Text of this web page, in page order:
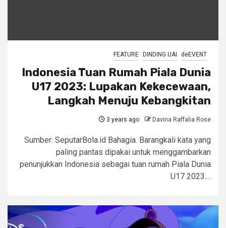
FEATURE DINDING UAI deEVENT
Indonesia Tuan Rumah Piala Dunia
U17 2023: Lupakan Kekecewaan,
Langkah Menuju Kebangkitan
3 years ago Davina Raffalia Rose
Sumber: SeputarBola.id Bahagia. Barangkali kata yang
paling pantas dipakai untuk menggambarkan
penunjukkan Indonesia sebagai tuan rumah Piala Dunia
U17 2023....